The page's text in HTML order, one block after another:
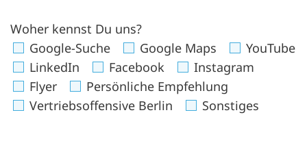
Woher kennst Du uns?
Google-Suche
Google Maps
YouTube
LinkedIn
Facebook
Instagram
Flyer
Persönliche Empfehlung
Vertriebsoffensive Berlin
Sonstiges